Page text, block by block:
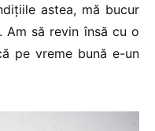
astea, mă bucur
să revin însă cu o
pe vreme bună e-un